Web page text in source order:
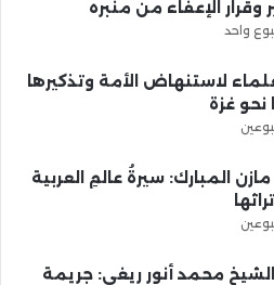
وقرار الإعفاء من منبره
واحد
لاستنهاض الأمة وتذكيرها
نحو غزة
مازن المبارك: سيرةُ عالمِ العربية
الشيخ محمد أنور ريغي: جريمة